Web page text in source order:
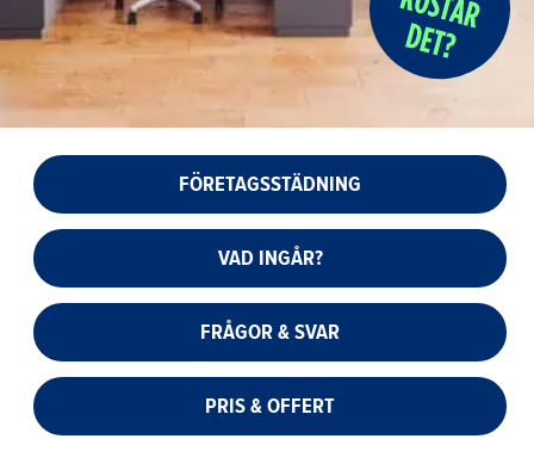
FÖRETAGSSTÄDNING
VAD INGÅR?
FRÅGOR & SVAR
PRIS & OFFERT